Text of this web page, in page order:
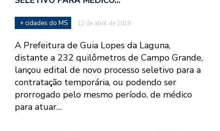
+ cidades do MS 12 de abril de 2019
A Prefeitura de Guia Lopes da Laguna,
distante a 232 quilômetros de Campo Grande,
lançou edital de novo processo seletivo para a
contratação temporária, ou podendo ser
prorrogado pelo mesmo período, de médico
para atuar…